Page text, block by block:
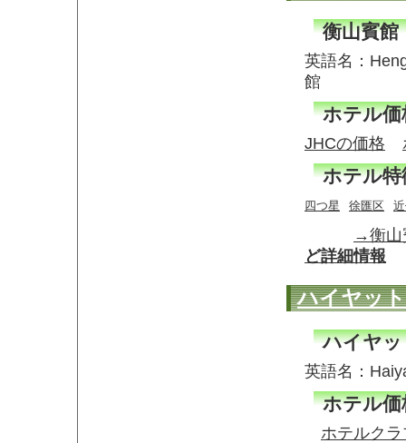
衡山賓
英語名：
館
ホテル価
JHCの価格
ホテル特
四つ星 徐匯区
→衡山
ど詳細情報
ハイヤッ
ハイヤ
英語名：
ホテル価
ホテルク